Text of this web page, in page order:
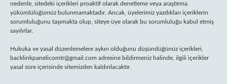
nedenle, sitedeki içerikleri proaktif olarak denetleme veya araştırma
yükümlülüğümüz bulunmamaktadır. Ancak, üyelerimiz yazdıkları içeriklerin
sorumluluğunu taşımakta olup, siteye üye olarak bu sorumluluğu kabul etmiş
sayılırlar.
Hukuka ve yasal düzenlemelere aykırı olduğunu düşündüğünüz içerikleri,
backlinkpanelicomtr@gmail.com adresine bildirmeniz halinde, ilgili içerikler
yasal süre içerisinde sitemizden kaldırılacaktır.